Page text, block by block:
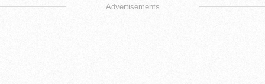
Advertisements